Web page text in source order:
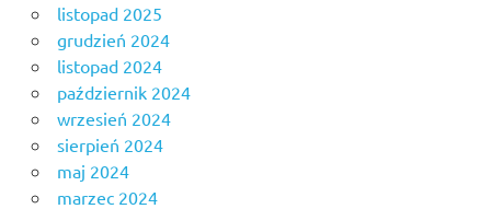
listopad 2025
grudzień 2024
listopad 2024
październik 2024
wrzesień 2024
sierpień 2024
maj 2024
marzec 2024